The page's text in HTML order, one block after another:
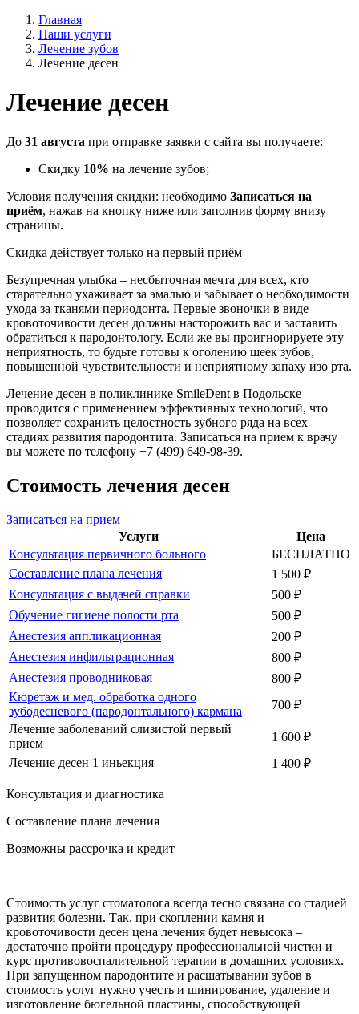
Главная
Наши услуги
Лечение зубов
Лечение десен
Лечение десен
До 31 августа при отправке заявки с сайта вы получаете:
Скидку 10% на лечение зубов;
Условия получения скидки: необходимо Записаться на
приём, нажав на кнопку ниже или заполнив форму внизу
страницы.
Скидка действует только на первый приём
Безупречная улыбка – несбыточная мечта для всех, кто
старательно ухаживает за эмалью и забывает о необходимости
ухода за тканями периодонта. Первые звоночки в виде
кровоточивости десен должны насторожить вас и заставить
обратиться к пародонтологу. Если же вы проигнорируете эту
неприятность, то будьте готовы к оголению шеек зубов,
повышенной чувствительности и неприятному запаху изо рта.
Лечение десен в поликлинике SmileDent в Подольске
проводится с применением эффективных технологий, что
позволяет сохранить целостность зубного ряда на всех
стадиях развития пародонтита. Записаться на прием к врачу
вы можете по телефону +7 (499) 649-98-39.
Стоимость лечения десен
Записаться на прием
Услуги
Цена
Консультация первичного больного
БЕСПЛАТНО
Составление плана лечения
1 500 ₽
Консультация с выдачей справки
500 ₽
Обучение гигиене полости рта
500 ₽
Анестезия аппликационная
200 ₽
Анестезия инфильтрационная
800 ₽
Анестезия проводниковая
800 ₽
Кюретаж и мед. обработка одного
зубодесневого (пародонтального) кармана
700 ₽
Лечение заболеваний слизистой первый
прием
1 600 ₽
Лечение десен 1 иньекция
1 400 ₽
Консультация и диагностика
Составление плана лечения
Возможны рассрочка и кредит
Стоимость услуг стоматолога всегда тесно связана со стадией
развития болезни. Так, при скоплении камня и
кровоточивости десен цена лечения будет невысока –
достаточно пройти процедуру профессиональной чистки и
курс противовоспалительной терапии в домашних условиях.
При запущенном пародонтите и расшатывании зубов в
стоимость услуг нужно учесть и шинирование, удаление и
изготовление бюгельной пластины, способствующей